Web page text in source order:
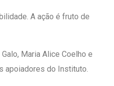
A ação é fruto de
Maria Alice Coelho e
apoiadores do Instituto.